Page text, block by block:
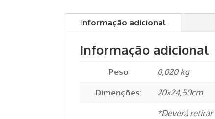
Informação adicional
Informação adicional
Peso
0,020 kg
Dimenções:
20×24,50cm
*Deverá